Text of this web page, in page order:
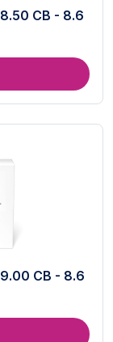
8.50 CB - 8.6
9.00 CB - 8.6